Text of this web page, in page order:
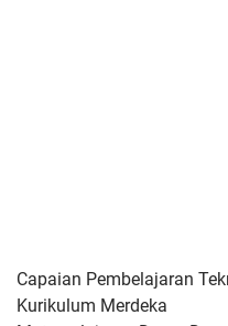
Capaian Pembelajaran
Kurikulum Merdeka